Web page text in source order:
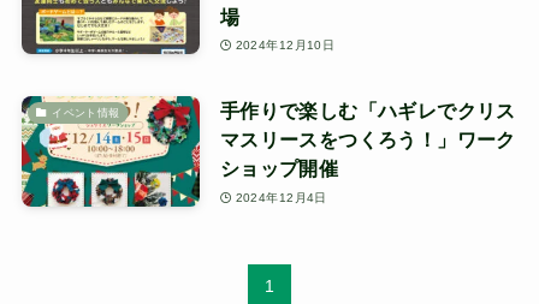
場
2024年12月10日
イベント情報
手作りで楽しむ「ハギレでクリス
マスリースをつくろう！」ワーク
ショップ開催
2024年12月4日
1